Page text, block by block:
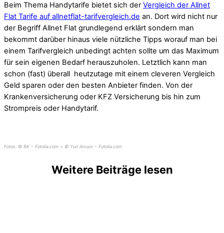
Beim Thema Handytarife bietet sich der Vergleich der Allnet
Flat Tarife auf allnetflat-tarifvergleich.de an. Dort wird nicht nur
der Begriff Allnet Flat grundlegend erklärt sondern man
bekommt darüber hinaus viele nützliche Tipps worauf man bei
einem Tarifvergleich unbedingt achten sollte um das Maximum
für sein eigenen Bedarf herauszuholen. Letztlich kann man
schon (fast) überall heutzutage mit einem cleveren Vergleich
Geld sparen oder den besten Anbieter finden. Von der
Krankenversicherung oder KFZ Versicherung bis hin zum
Strompreis oder Handytarif.
Fotos: © BK – Fotolia.com + © Yuri Arcurs – Fotolia.com
Weitere Beiträge lesen